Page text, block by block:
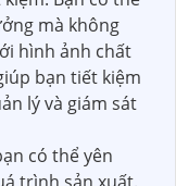
mà không
hình ảnh chất
bạn tiết kiệm
lý và giám sát
có thể yên